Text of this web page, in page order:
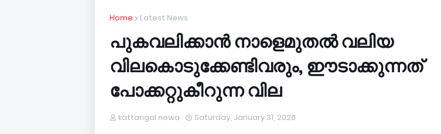
Home Latest News
പുകവലിക്കാൻ നാളെമുതൽ വലിയ
വിലകൊടുക്കേണ്ടിവരും, ഈടാക്കുന്നത്
പോക്കറ്റുകീറുന്ന വില
kattangal newa Saturday, January 31, 2026